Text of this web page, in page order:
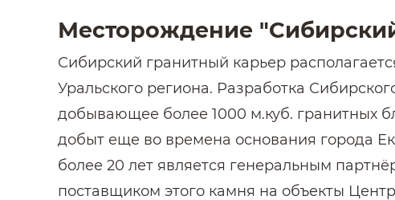
Месторождение
Сибирский гранитный карьер
Уральского региона. Разработка
добывающее более 1000 м.куб. гранитных
добыт еще во времена основания города
более 20 лет является генеральным
поставщиком этого камня на объекты